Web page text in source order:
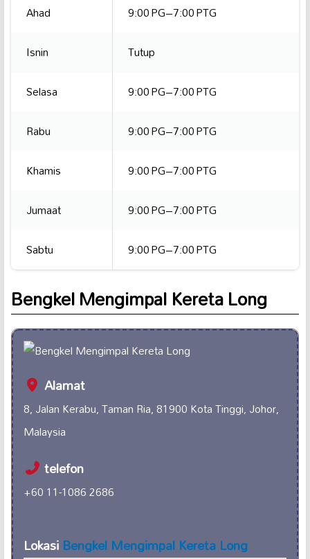
Ahad
9:00 PG–7:00 PTG
Isnin
Tutup
Selasa
9:00 PG–7:00 PTG
Rabu
9:00 PG–7:00 PTG
Khamis
9:00 PG–7:00 PTG
Jumaat
9:00 PG–7:00 PTG
Sabtu
9:00 PG–7:00 PTG
Bengkel Mengimpal Kereta Long
Alamat
8, Jalan Kerabu, Taman Ria, 81900 Kota Tinggi, Johor,
Malaysia
telefon
+60 11-1086 2686
LokasiBengkel Mengimpal Kereta Long